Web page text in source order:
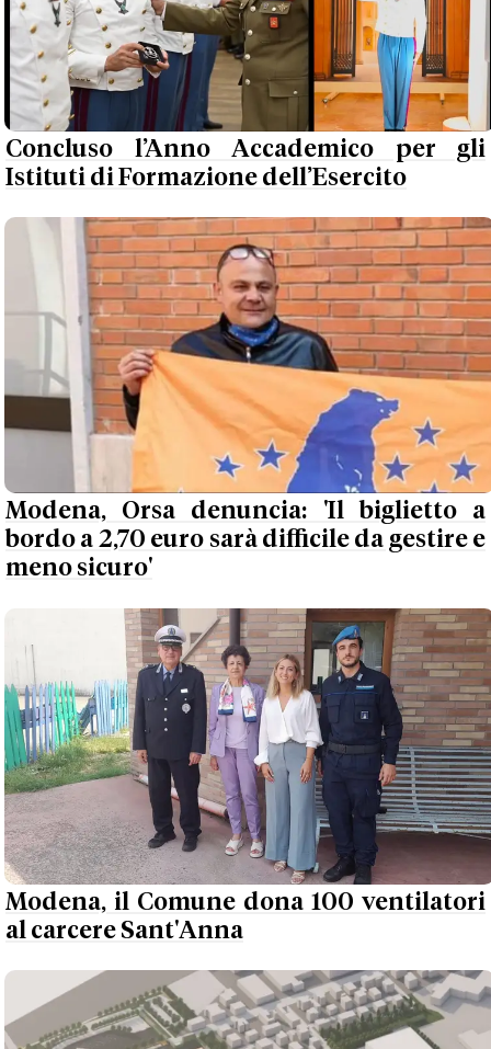
Concluso l’Anno Accademico per gli
Istituti di Formazione dell’Esercito
Modena, Orsa denuncia: 'Il biglietto a
bordo a 2,70 euro sarà difficile da gestire e
meno sicuro'
Modena, il Comune dona 100 ventilatori
al carcere Sant'Anna